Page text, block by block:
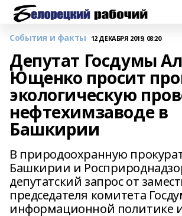
События и факты 12 ДЕКАБРЯ 2019, 08:20
Депутат Госдумы
Ющенко просит
экологическую
нефтехимзаводе в
Башкирии
В природоохранную
Башкирии и
депутатский запрос от
председателя комитета
информационной политике